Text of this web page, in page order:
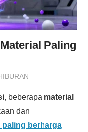
Paling
, beberapa material
dan
paling berharga